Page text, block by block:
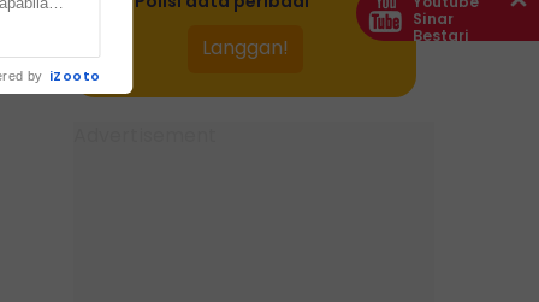
Sinar
Bestari
by iZooto